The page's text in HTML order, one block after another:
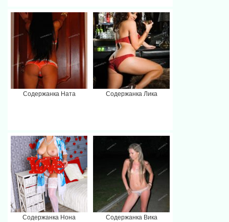
Содержанка Ната Содержанка Лика
Содержанка Нона Содержанка Вика